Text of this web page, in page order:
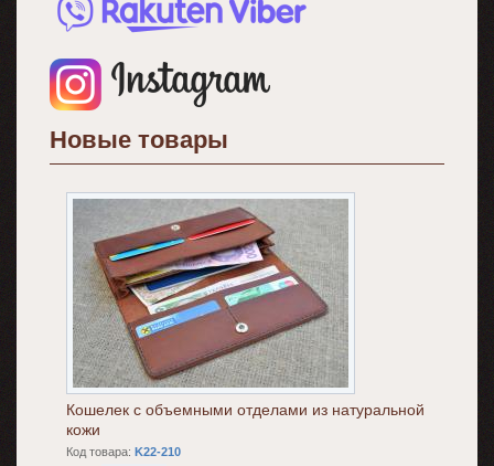
Новые товары
Кошелек с объемными отделами из натуральной
кожи
Код товара: K22-210